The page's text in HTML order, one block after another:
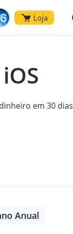
Loja
em 30 dias
Anual